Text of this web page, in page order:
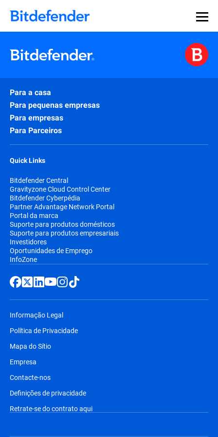
Para a casa
Para pequenas empresas
Para empresas
Para Parceiros
Quick Links
Bitdefender Central
Gravityzone Cloud Control Center
Bitdefender Cyberpédia
Partner Advantage Network Portal
Portal da marca
Suporte para produtos domésticos
Suporte para produtos empresariais
Investidores
Oportunidades de Emprego
InfoZone
Informação Legal
Política de Privacidade
Mapa do Sítio
Empresa
Contacte-nos
Definições de privacidade
Retrate-se do contrato aqui